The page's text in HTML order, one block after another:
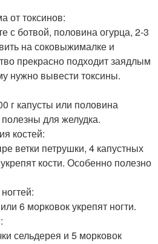
от токсинов:
с ботвой, половина огурца, 2-3
на соковыжималке и
прекрасно подходит заядлым
нужно вывести токсины.
г капусты или половина
для желудка.
костей:
ветки петрушки, 4 капустных
кости. Особенно полезно
6 морковок укрепят ногти.
сельдерея и 5 морковок